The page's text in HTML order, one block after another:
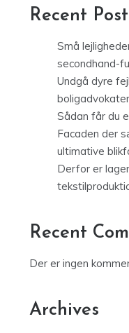
Recent
Små
secondhand-
Undgå dyre
Sådan får du
Facaden der
ultimative
Derfor er
Recent
Der er ingen
Archives